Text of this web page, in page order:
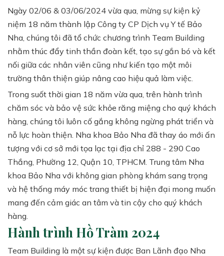
Ngày 02/06 & 03/06/2024 vừa qua, mừng sự kiện kỷ
niệm 18 năm thành lập Công ty CP Dịch vụ Y tế Bảo
Nha, chúng tôi đã tổ chức chương trình Team Building
nhằm thúc đẩy tinh thần đoàn kết, tạo sự gắn bó và kết
nối giữa các nhân viên cũng như kiến tạo một môi
trường thân thiện giúp nâng cao hiệu quả làm việc.
Trong suốt thời gian 18 năm vừa qua, trên hành trình
chăm sóc và bảo vệ sức khỏe răng miệng cho quý khách
hàng, chúng tôi luôn cố gắng không ngừng phát triển và
nỗ lực hoàn thiện. Nha khoa Bảo Nha đã thay áo mới ấn
tượng với cơ sở mới tọa lạc tại địa chỉ 288 - 290 Cao
Thắng, Phường 12, Quận 10, TPHCM. Trung tâm Nha
khoa Bảo Nha với không gian phòng khám sang trọng
và hệ thống máy móc trang thiết bị hiện đại mong muốn
mang đến cảm giác an tâm và tin cậy cho quý khách
hàng.
Hành trình Hồ Tràm 2024
Team Building là một sự kiện được Ban Lãnh đạo Nha